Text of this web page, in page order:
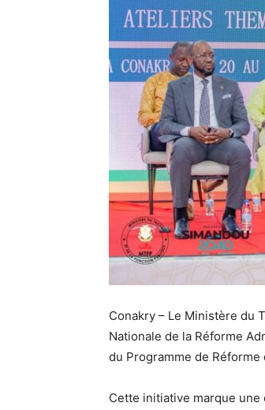
Conakry – Le Ministère du
Nationale de la Réforme
du Programme de Réforme
Cette initiative marque une